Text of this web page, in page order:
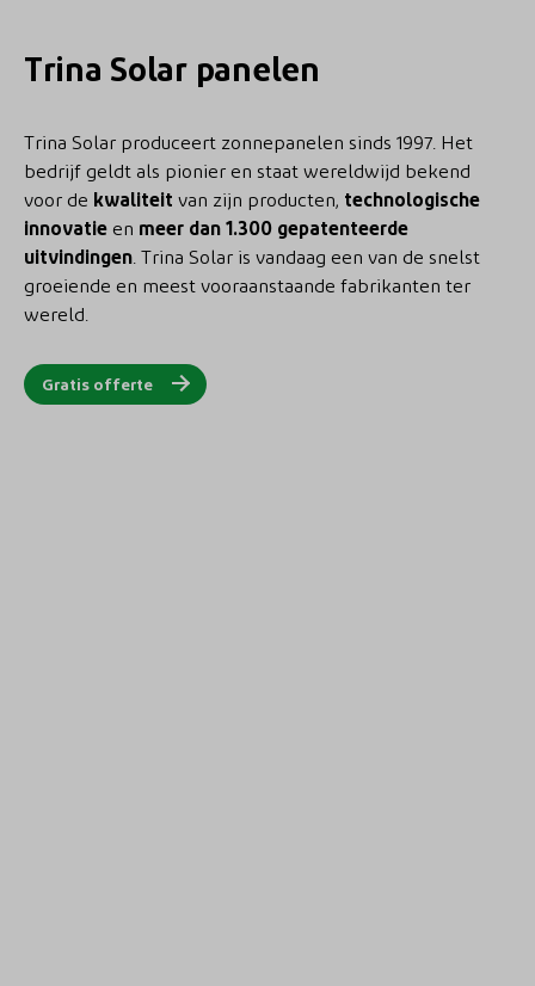
Trina Solar panelen
Trina Solar produceert zonnepanelen sinds 1997. Het
bedrijf geldt als pionier en staat wereldwijd bekend
voor de kwaliteit van zijn producten, technologische
innovatie en meer dan 1.300 gepatenteerde
uitvindingen . Trina Solar is vandaag een van de snelst
groeiende en meest vooraanstaande fabrikanten ter
wereld.
Gratis offerte